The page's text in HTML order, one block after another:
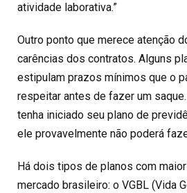
atividade laborativa.”
Outro ponto que merece atenção
carências dos contratos. Alguns
estipulam prazos mínimos que o
respeitar antes de fazer um
tenha iniciado seu plano de
ele provavelmente não poderá
Há dois tipos de planos com
mercado brasileiro: o VGBL (Vida